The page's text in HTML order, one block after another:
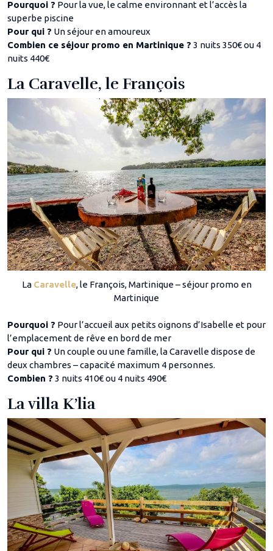
Pourquoi ? Pour la vue, le calme environnant et l’accès la
superbe piscine
Pour qui ? Un séjour en amoureux
Combien ce séjour promo en Martinique ? 3 nuits 350€ ou 4
nuits 440€
La Caravelle, le François
La Caravelle, le François, Martinique – séjour promo en
Martinique
Pourquoi ? Pour l’accueil aux petits oignons d’Isabelle et pour
l’emplacement de rêve en bord de mer
Pour qui ? Un couple ou une famille, la Caravelle dispose de
deux chambres – capacité maximum 4 personnes.
Combien ? 3 nuits 410€ ou 4 nuits 490€
La villa K’lia